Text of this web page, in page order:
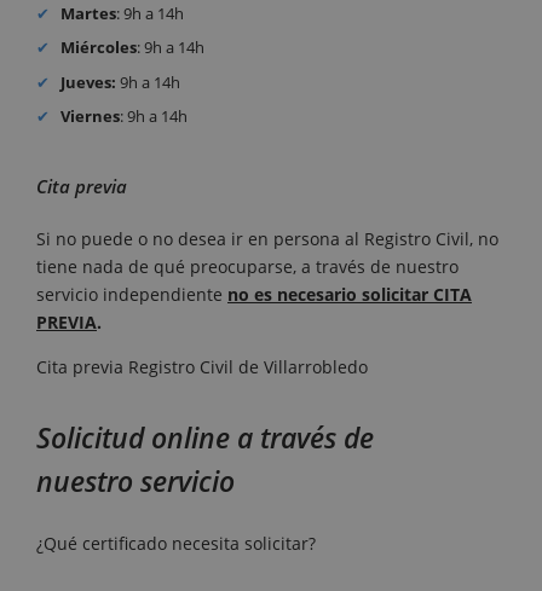
Martes: 9h a 14h
Miércoles: 9h a 14h
Jueves: 9h a 14h
Viernes: 9h a 14h
Cita previa
Si no puede o no desea ir en persona al Registro Civil, no
tiene nada de qué preocuparse, a través de nuestro
servicio independiente no es necesario solicitar CITA
PREVIA.
Cita previa Registro Civil de Villarrobledo
Solicitud online a través de
nuestro servicio
¿Qué certificado necesita solicitar?